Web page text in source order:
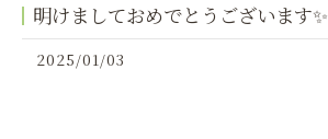
明けましておめでとうございます✨
2025/01/03